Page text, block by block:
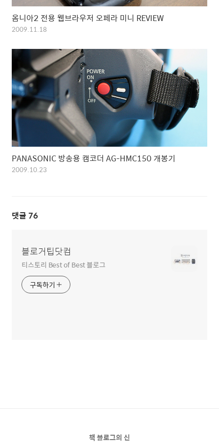
옴니아2 전용 웹브라우저 오페라 미니 REVIEW
2009.11.18
PANASONIC 방송용 캠코더 AG-HMC150 개봉기
2009.10.23
댓글 76
블로거팁닷컴
티스토리 Best of Best 블로그
구독하기
책 블로그의 신